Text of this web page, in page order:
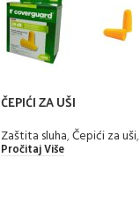
ČEPIĆI ZA UŠI
Zaštita sluha,Čepići za uši,
Pročitaj Više